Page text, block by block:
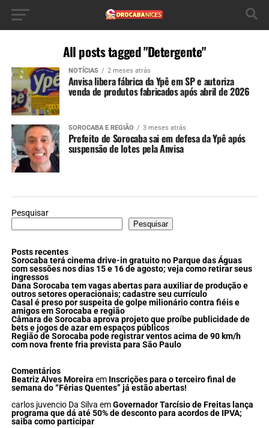
All posts tagged "Detergente"
NOTÍCIAS 2 meses atrás
Anvisa libera fábrica da Ypê em SP e autoriza
venda de produtos fabricados após abril de 2026
SOROCABA E REGIÃO 3 meses atrás
Prefeito de Sorocaba sai em defesa da Ypê após
suspensão de lotes pela Anvisa
Pesquisar
Pesquisar
Posts recentes
Sorocaba terá cinema drive-in gratuito no Parque das Águas
com sessões nos dias 15 e 16 de agosto; veja como retirar seus
ingressos
Dana Sorocaba tem vagas abertas para auxiliar de produção e
outros setores operacionais; cadastre seu currículo
Casal é preso por suspeita de golpe milionário contra fiéis e
amigos em Sorocaba e região
Câmara de Sorocaba aprova projeto que proíbe publicidade de
bets e jogos de azar em espaços públicos
Região de Sorocaba pode registrar ventos acima de 90 km/h
com nova frente fria prevista para São Paulo
Comentários
Beatriz Alves Moreira em Inscrições para o terceiro final de
semana do “Férias Quentes” já estão abertas!
carlos juvencio Da Silva emGovernador Tarcísio de Freitas lança
programa que dá até 50% de desconto para acordos de IPVA;
saiba como participar